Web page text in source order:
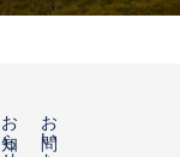
お知らせ お問い合わせ